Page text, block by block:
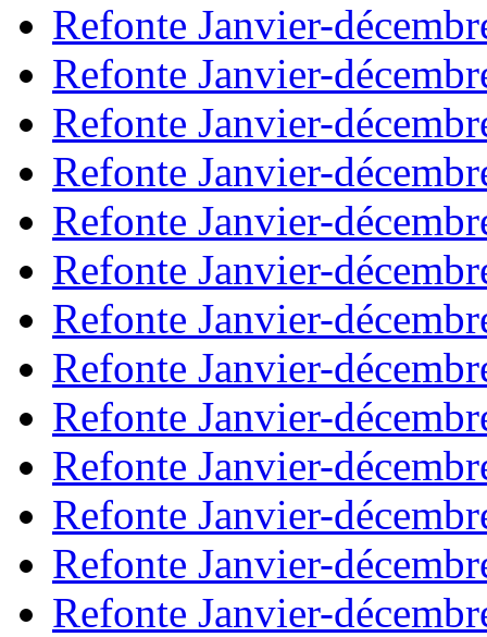
Refonte Janvier-
Refonte Janvier-
Refonte Janvier-
Refonte Janvier-
Refonte Janvier-
Refonte Janvier-
Refonte Janvier-
Refonte Janvier-
Refonte Janvier-
Refonte Janvier-
Refonte Janvier-
Refonte Janvier-
Refonte Janvier-